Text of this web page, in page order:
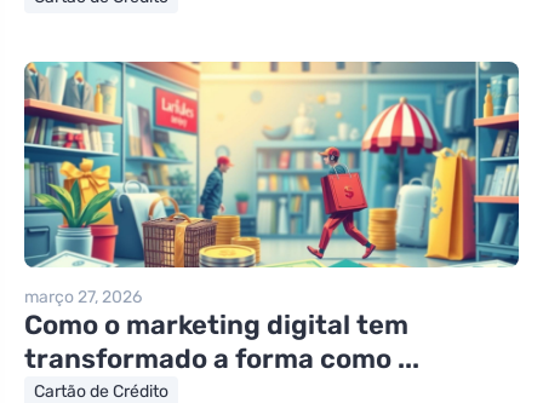
março 27, 2026
Como o marketing digital tem
transformado a forma como ...
Cartão de Crédito